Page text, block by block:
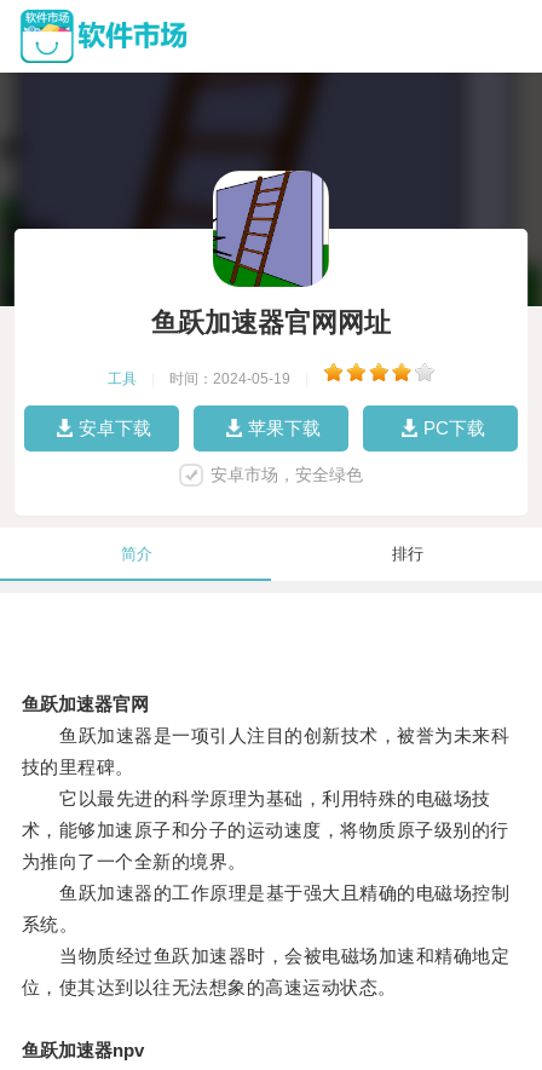
鱼跃加速器官网网址
工具 时间：2024-05-19
安卓下载 苹果下载 PC下载
安卓市场，安全绿色
简介 排行
鱼跃加速器官网
鱼跃加速器是一项引人注目的创新技术，被誉为未来科
技的里程碑。
它以最先进的科学原理为基础，利用特殊的电磁场技
术，能够加速原子和分子的运动速度，将物质原子级别的行
为推向了一个全新的境界。
鱼跃加速器的工作原理是基于强大且精确的电磁场控制
系统。
当物质经过鱼跃加速器时，会被电磁场加速和精确地定
位，使其达到以往无法想象的高速运动状态。
鱼跃加速器npv